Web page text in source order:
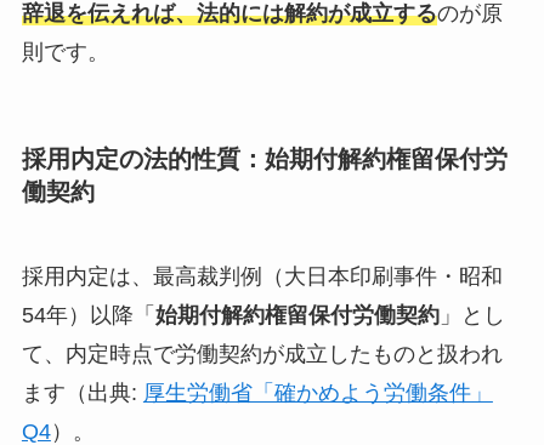
辞退を伝えれば、法的には解約が成立するのが原
則です。
採用内定の法的性質：始期付解約権留保付労
働契約
採用内定は、最高裁判例（大日本印刷事件・昭和
54年）以降「 始期付解約権留保付労働契約」とし
て、内定時点で労働契約が成立したものと扱われ
ます（出典: 厚生労働省「確かめよう労働条件」
Q4）。